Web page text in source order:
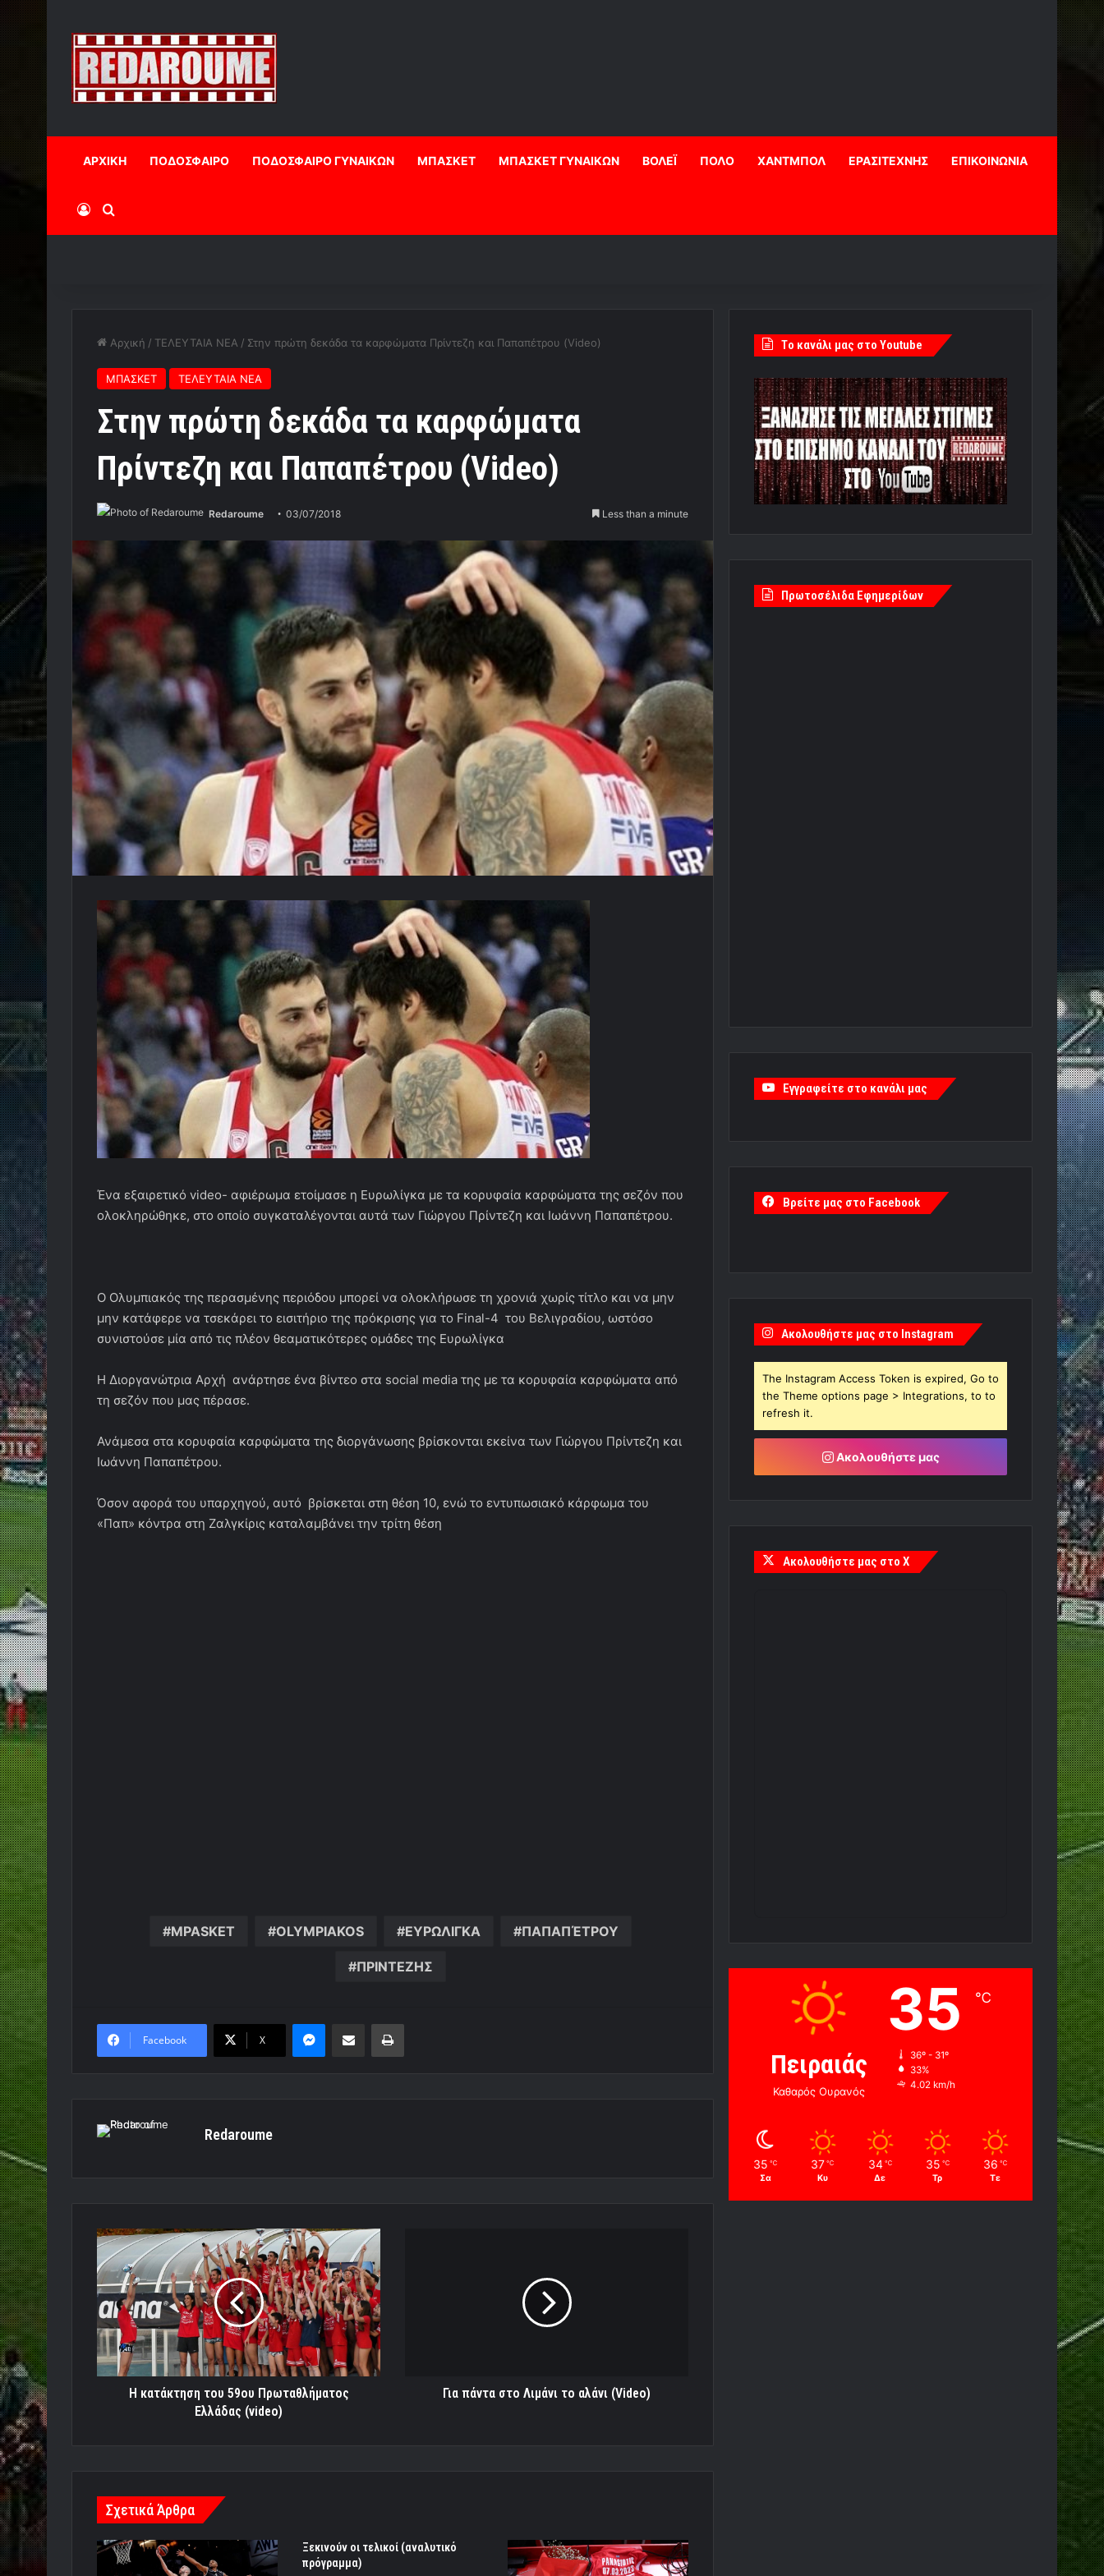
ΑΡΧΙΚΗ ΠΟΔΟΣΦΑΙΡΟ ΠΟΔΟΣΦΑΙΡΟ ΓΥΝΑΙΚΩΝ ΜΠΑΣΚΕΤ ΜΠΑΣΚΕΤ ΓΥΝΑΙΚΩΝ ΒΟΛΕΪ ΠΟΛΟ ΧΑΝΤΜΠΟΛ ΕΡΑΣΙΤΕΧΝΗΣ ΕΠΙΚΟΙΝΩΝΙΑ
Log InΑναζήτηση
Αρχική / ΤΕΛΕΥΤΑΙΑ ΝΕΑ / Στην πρώτη δεκάδα τα καρφώματα Πρίντεζη και Παπαπέτρου (Video)
ΜΠΑΣΚΕΤ ΤΕΛΕΥΤΑΙΑ ΝΕΑ
Στην πρώτη δεκάδα τα καρφώματα
Πρίντεζη και Παπαπέτρου (Video)
Redaroume 03/07/2018 Less than a minute
Ένα εξαιρετικό video- αφιέρωμα ετοίμασε η Ευρωλίγκα με τα κορυφαία καρφώματα της σεζόν που
ολοκληρώθηκε, στο οποίο συγκαταλέγονται αυτά των Γιώργου Πρίντεζη και Ιωάννη Παπαπέτρου.
Ο Ολυμπιακός της περασμένης περιόδου μπορεί να ολοκλήρωσε τη χρονιά χωρίς τίτλο και να μην
μην κατάφερε να τσεκάρει το εισιτήριο της πρόκρισης για το Final-4 του Βελιγραδίου, ωστόσο
συνιστούσε μία από τις πλέον θεαματικότερες ομάδες της Ευρωλίγκα
Η Διοργανώτρια Αρχή ανάρτησε ένα βίντεο στα social media της με τα κορυφαία καρφώματα από
τη σεζόν που μας πέρασε.
Ανάμεσα στα κορυφαία καρφώματα της διοργάνωσης βρίσκονται εκείνα των Γιώργου Πρίντεζη και
Ιωάννη Παπαπέτρου.
Όσον αφορά του υπαρχηγού, αυτό βρίσκεται στη θέση 10, ενώ το εντυπωσιακό κάρφωμα του
«Παπ» κόντρα στη Ζαλγκίρις καταλαμβάνει την τρίτη θέση
MPASKET OLYMPIAKOS ΕΥΡΩΛΙΓΚΑ ΠΑΠΑΠΈΤΡΟΥ
ΠΡΙΝΤΕΖΗΣ
Facebook X
MessengerΚοινοποίηση μέσω ηλεκτρονικού ταχυδρομείουΕκτύπωση
Redaroume
Η
κατάκτηση
του
59ου
Πρωταθλήματος
Ελλάδας
(video)
Η κατάκτηση του 59ου Πρωταθλήματος
Ελλάδας (video)
Για πάντα στο Λιμάνι το αλάνι (Video)
Σχετικά Άρθρα
Ξεκινούν οι τελικοί (αναλυτικό
πρόγραμμα)
Tο κανάλι μας στο Youtube
Πρωτοσέλιδα Εφημερίδων
Εγγραφείτε στο κανάλι μας
Βρείτε μας στο Facebook
Ακολουθήστε μας στο Instagram
The Instagram Access Token is expired, Go to
the Theme options page > Integrations, to to
refresh it.
Ακολουθήστε μας
Ακολουθήστε μας στο X
Πειραιάς
Καθαρός Ουρανός
35 ℃
36º - 31º
33%
4.02 km/h
35 ℃
Σα
37 ℃
Κυ
34 ℃
Δε
35 ℃
Τρ
36 ℃
Τε